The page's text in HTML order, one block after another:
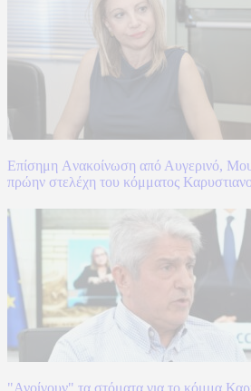
Επίσημη Aνακοίνωση από Αυγερινό,
πρώην στελέχη του κόμματος
"Ανοίγουν" τα στόματα για το κόμμα